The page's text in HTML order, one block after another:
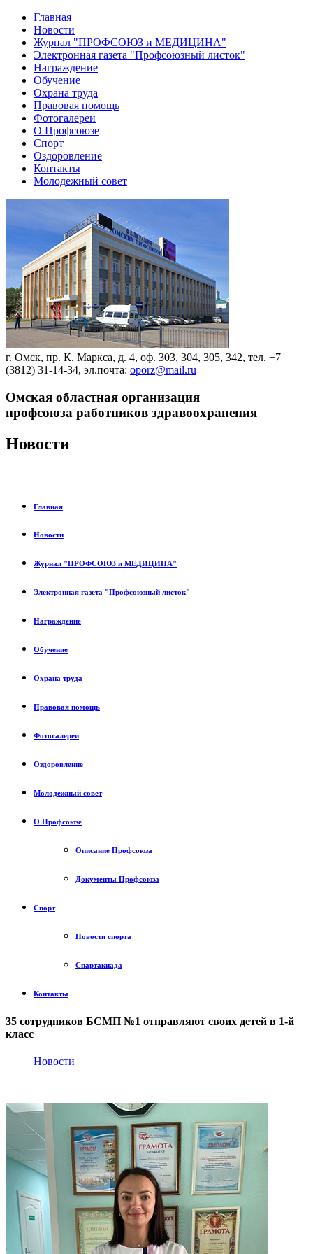
Главная
Новости
Журнал "ПРОФСОЮЗ и МЕДИЦИНА"
Электронная газета "Профсоюзный листок"
Награждение
Обучение
Охрана труда
Правовая помощь
Фотогалереи
О Профсоюзе
Спорт
Оздоровление
Контакты
Молодежный совет
г. Омск, пр. К. Маркса, д. 4, оф. 303, 304, 305, 342, тел. +7
(3812) 31-14-34, эл.почта: oporz@mail.ru
Омская областная организация
профсоюза работников здравоохранения
Новости
Главная
Новости
Журнал "ПРОФСОЮЗ и МЕДИЦИНА"
Электронная газета "Профсоюзный листок"
Награждение
Обучение
Охрана труда
Правовая помощь
Фотогалереи
Оздоровление
Молодежный совет
О Профсоюзе
Описание Профсоюза
Документы Профсоюза
Спорт
Новости спорта
Спартакиада
Контакты
35 сотрудников БСМП №1 отправляют своих детей в 1-й
класс
Новости